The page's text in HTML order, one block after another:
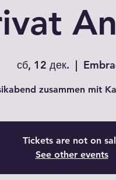
сб, 12 дек.
  |
zusammen mit
Tickets are not on
See other events